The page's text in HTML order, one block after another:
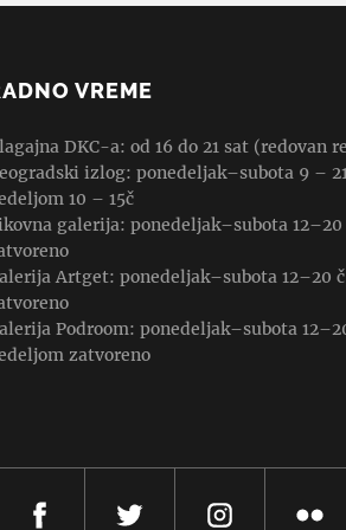
VREME
DKC-a: od 16 do 21 sat (redovan
izlog: ponedeljak–subota 9 –
10 – 15č
galerija: ponedeljak–subota
Artget: ponedeljak–subota 12–20
Podroom: ponedeljak–subota
zatvoreno